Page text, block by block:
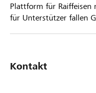
Plattform für
für Unterstützer fallen
Kontakt